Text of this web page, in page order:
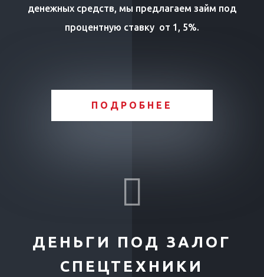
денежных средств, мы предлагаем займ под
процентную ставку от 1, 5%.
ПОДРОБНЕЕ

ДЕНЬГИ ПОД ЗАЛОГ
СПЕЦТЕХНИКИ